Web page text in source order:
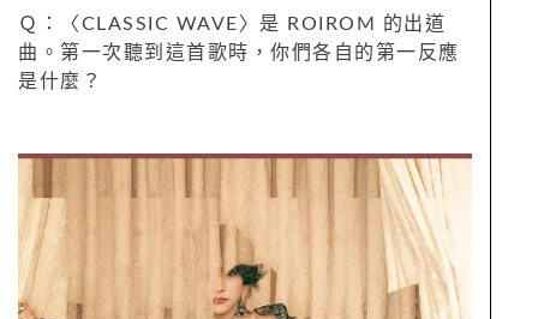
Ｑ：〈CLASSIC WAVE〉是 ROIROM 的出道
曲。第一次聽到這首歌時，你們各自的第一反應
是什麼？